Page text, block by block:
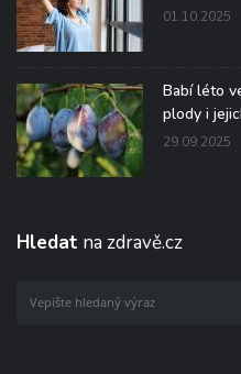
01.10.2025
Babí léto
plody i
29.09.2025
Hledat na zdravě.cz